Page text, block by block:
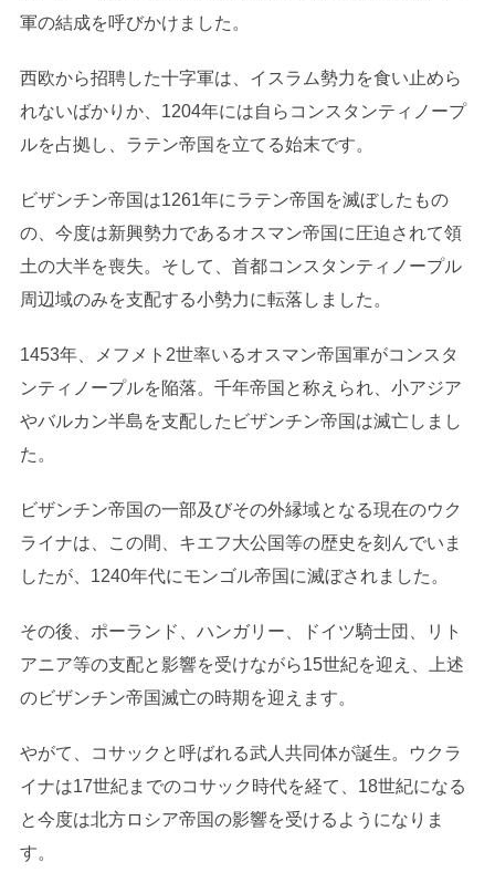
軍の結成を呼びかけました。
西欧から招聘した十字軍は、イスラム勢力を食い止めら
れないばかりか、1204年には自らコンスタンティノープ
ルを占拠し、ラテン帝国を立てる始末です。
ビザンチン帝国は1261年にラテン帝国を滅ぼしたもの
の、今度は新興勢力であるオスマン帝国に圧迫されて領
土の大半を喪失。そして、首都コンスタンティノープル
周辺域のみを支配する小勢力に転落しました。
1453年、メフメト2世率いるオスマン帝国軍がコンスタ
ンティノープルを陥落。千年帝国と称えられ、小アジア
やバルカン半島を支配したビザンチン帝国は滅亡しまし
た。
ビザンチン帝国の一部及びその外縁域となる現在のウク
ライナは、この間、キエフ大公国等の歴史を刻んでいま
したが、1240年代にモンゴル帝国に滅ぼされました。
その後、ポーランド、ハンガリー、ドイツ騎士団、リト
アニア等の支配と影響を受けながら15世紀を迎え、上述
のビザンチン帝国滅亡の時期を迎えます。
やがて、コサックと呼ばれる武人共同体が誕生。ウクラ
イナは17世紀までのコサック時代を経て、18世紀になる
と今度は北方ロシア帝国の影響を受けるようになりま
す。